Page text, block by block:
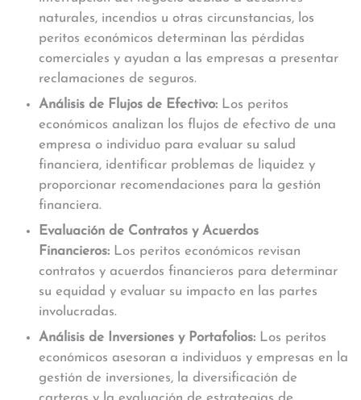
naturales, incendios u otras circunstancias, los
peritos económicos determinan las pérdidas
comerciales y ayudan a las empresas a presentar
reclamaciones de seguros.
Análisis de Flujos de Efectivo: Los peritos
económicos analizan los flujos de efectivo de una
empresa o individuo para evaluar su salud
financiera, identificar problemas de liquidez y
proporcionar recomendaciones para la gestión
financiera.
Evaluación de Contratos y Acuerdos
Financieros: Los peritos económicos revisan
contratos y acuerdos financieros para determinar
su equidad y evaluar su impacto en las partes
involucradas.
Análisis de Inversiones y Portafolios: Los peritos
económicos asesoran a individuos y empresas en la
gestión de inversiones, la diversificación de